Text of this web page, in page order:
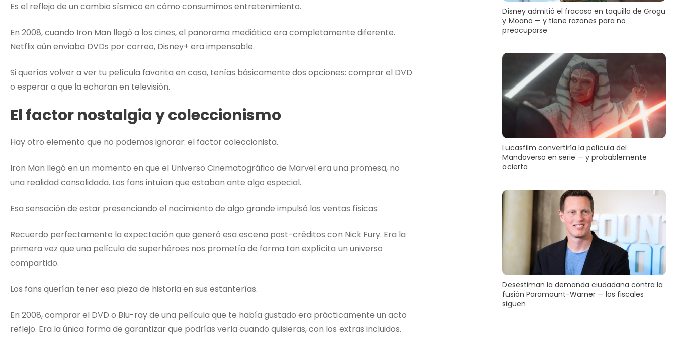
Es el reflejo de un cambio sísmico en cómo consumimos entretenimiento.
En 2008, cuando Iron Man llegó a los cines, el panorama mediático era completamente diferente.
Netflix aún enviaba DVDs por correo, Disney+ era impensable.
Si querías volver a ver tu película favorita en casa, tenías básicamente dos opciones: comprar el DVD
o esperar a que la echaran en televisión.
El factor nostalgia y coleccionismo
Hay otro elemento que no podemos ignorar: el factor coleccionista.
Iron Man llegó en un momento en que el Universo Cinematográfico de Marvel era una promesa, no
una realidad consolidada. Los fans intuían que estaban ante algo especial.
Esa sensación de estar presenciando el nacimiento de algo grande impulsó las ventas físicas.
Recuerdo perfectamente la expectación que generó esa escena post-créditos con Nick Fury. Era la
primera vez que una película de superhéroes nos prometía de forma tan explícita un universo
compartido.
Los fans querían tener esa pieza de historia en sus estanterías.
En 2008, comprar el DVD o Blu-ray de una película que te había gustado era prácticamente un acto
reflejo. Era la única forma de garantizar que podrías verla cuando quisieras, con los extras incluidos.
Disney admitió el fracaso en taquilla de Grogu
y Moana — y tiene razones para no
preocuparse
Lucasfilm convertiría la película del
Mandoverso en serie — y probablemente
acierta
Desestiman la demanda ciudadana contra la
fusión Paramount-Warner — los fiscales
siguen